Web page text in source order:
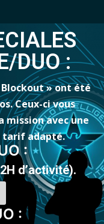
DUO :
Blockout » ont été
Ceux-ci vous
avec une
tarif adapté.
:
d’activité).
: